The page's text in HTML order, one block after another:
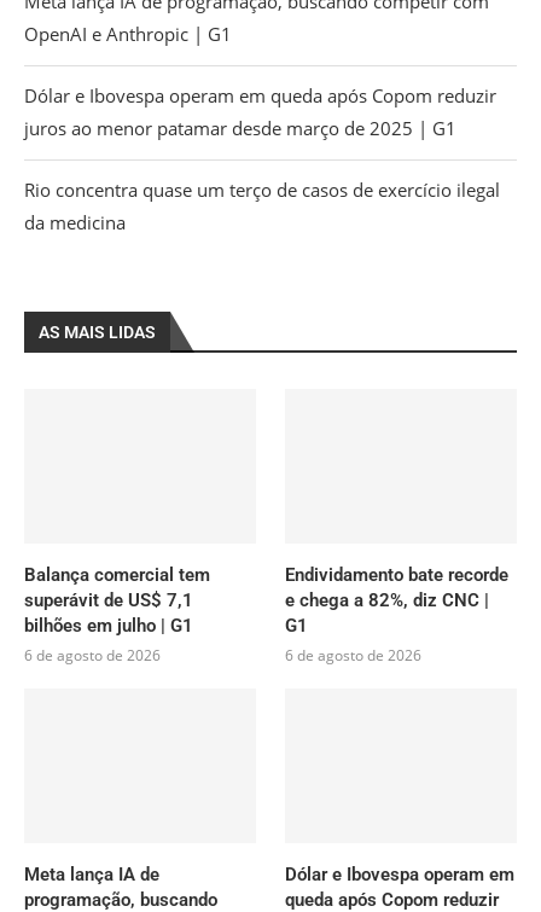
OpenAI e Anthropic | G1
Dólar e Ibovespa operam em queda após Copom reduzir
juros ao menor patamar desde março de 2025 | G1
Rio concentra quase um terço de casos de exercício ilegal
da medicina
AS MAIS LIDAS
Balança comercial tem
superávit de US$ 7,1
bilhões em julho | G1
6 de agosto de 2026
Endividamento bate recorde
e chega a 82%, diz CNC |
G1
6 de agosto de 2026
Meta lança IA de
programação, buscando
Dólar e Ibovespa operam em
queda após Copom reduzir